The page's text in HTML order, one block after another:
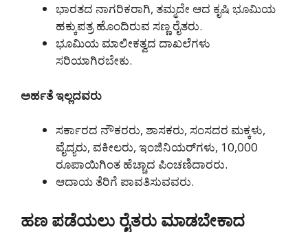
ಭಾರತದ ನಾಗರಿಕರಾಗಿ, ತಮ್ಮದೇ ಆದ ಕೃಷಿ ಭೂಮಿಯ
ಹಕ್ಕುಪತ್ರ ಹೊಂದಿರುವ ಸಣ್ಣ ರೈತರು.
ಭೂಮಿಯ ಮಾಲೀಕತ್ವದ ದಾಖಲೆಗಳು
ಸರಿಯಾಗಿರಬೇಕು.
ಅರ್ಹತೆ ಇಲ್ಲದವರು
ಸರ್ಕಾರದ ನೌಕರರು, ಶಾಸಕರು, ಸಂಸದರ ಮಕ್ಕಳು,
ವೈದ್ಯರು, ವಕೀಲರು, ಇಂಜಿನಿಯರ್‌ಗಳು, 10,000
ರೂಪಾಯಿಗಿಂತ ಹೆಚ್ಚಾದ ಪಿಂಚಣಿದಾರರು.
ಆದಾಯ ತೆರಿಗೆ ಪಾವತಿಸುವವರು.
ಹಣ ಪಡೆಯಲು ರೈತರು ಮಾಡಬೇಕಾದ